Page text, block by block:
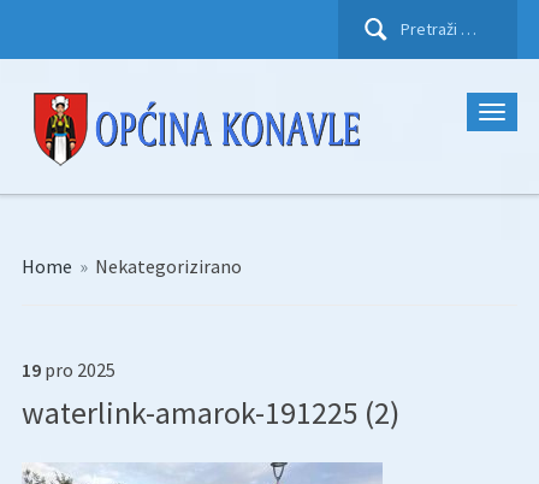
Pretraži:
Home » Nekategorizirano
19 pro 2025
waterlink-amarok-191225 (2)